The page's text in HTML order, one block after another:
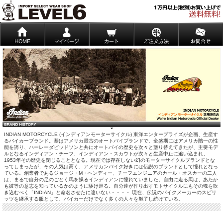
INDIAN MOTORCYCLE (インディアンモーターサイクル) 東洋エンタープライズが企画、生産す
るバイカーブランド。基はアメリカ最古のオートバイブランドで、全盛期にはアメリカ隋一の性
能を誇り、ハーレーダビッドソンと共にオートバイの歴史を次々と塗り替えてきたが、主要モデ
ルとなるインディアン・チーフ、インディアン・スカウトが次々と生産中止に追い込まれ、
1953年その歴史を閉じることとなる。現在では存在しない幻のモーターサイクルブランドとな
ってしまったが、その人気は高く、アメリカンバイク好きには伝説のブランドとして憧れとなっ
ている。創業者であるジョージ・M・ヘンディー、チーフエンジニアのカール・オスカーの二人
は、まるで自分の足のごとく馬を操るインディアンに憧れていました。自由に走る馬は、あたか
も彼等の意志を知っているかのように駆け巡る。自分達が作り出すモトサイクルにもその魂を吹
き込むべく「INDIAN」と命名させたに違いない・・・・ 現在、伝説のバイクメーカーのスピリ
ッツを継承する服として、バイカーだけでなく多くの人々を魅了し続けている。